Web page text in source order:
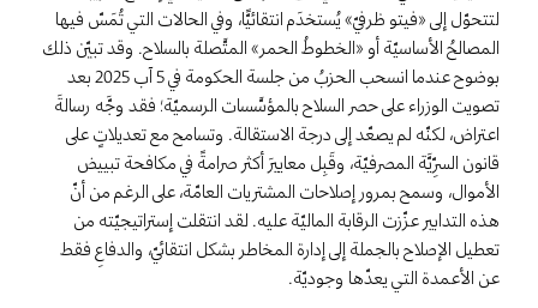
لتتحوّل إلى «فيتو ظرفيّ» يُستخدَم انتقائيًّا، وفي الحالات التي تُمَسّ فيها
المصالحُ الأساسيّة أو «الخطوطُ الحمر» المتَّصلة بالسلاح. وقد تبيّن ذلك
بوضوح عندما انسحب الحزبُ من جلسة الحكومة في 5 آب 2025 بعد
تصويت الوزراء على حصر السلاح بالمؤسَّسات الرسميّة؛ فقد وجَّه رسالةَ
اعتراض، لكنّه لم يصعّد إلى درجة الاستقالة. وتسامح مع تعديلاتٍ على
قانون السرِّيَّة المصرفيّة، وقَبِل معاييرَ أكثر صرامةً في مكافحة تبييض
الأموال، وسمح بمرور إصلاحات المشتريات العامّة، على الرغم من أنّ
هذه التدابير عزّزت الرقابة الماليّة عليه. لقد انتقلت إستراتيجيّته من
تعطيل الإصلاح بالجملة إلى إدارة المخاطر بشكل انتقائيّ، والدفاعِ فقط
عن الأعمدة التي يعدّها وجوديّة.